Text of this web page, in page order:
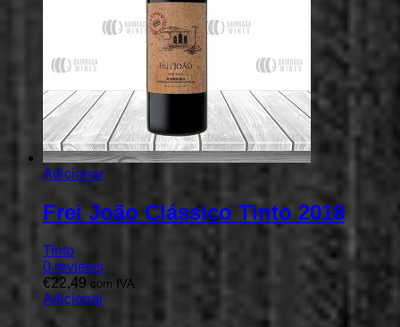
Adicionar
Frei João Clássico Tinto 2018
Tinto
0 reviews
€22,49 com IVA
Adicionar